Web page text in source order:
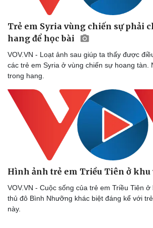
Sức khỏe
Trẻ em Syria vùng chiến sự phải
hang để học bài
VOV.VN - Loạt ảnh sau giúp ta thấy được
các trẻ em Syria ở vùng chiến sự hoang tàn.
trong hang.
Hình ảnh trẻ em Triều Tiên ở khu
VOV.VN - Cuộc sống của trẻ em Triều Tiên
thủ đô Bình Nhưỡng khác biệt đáng kể với
này.